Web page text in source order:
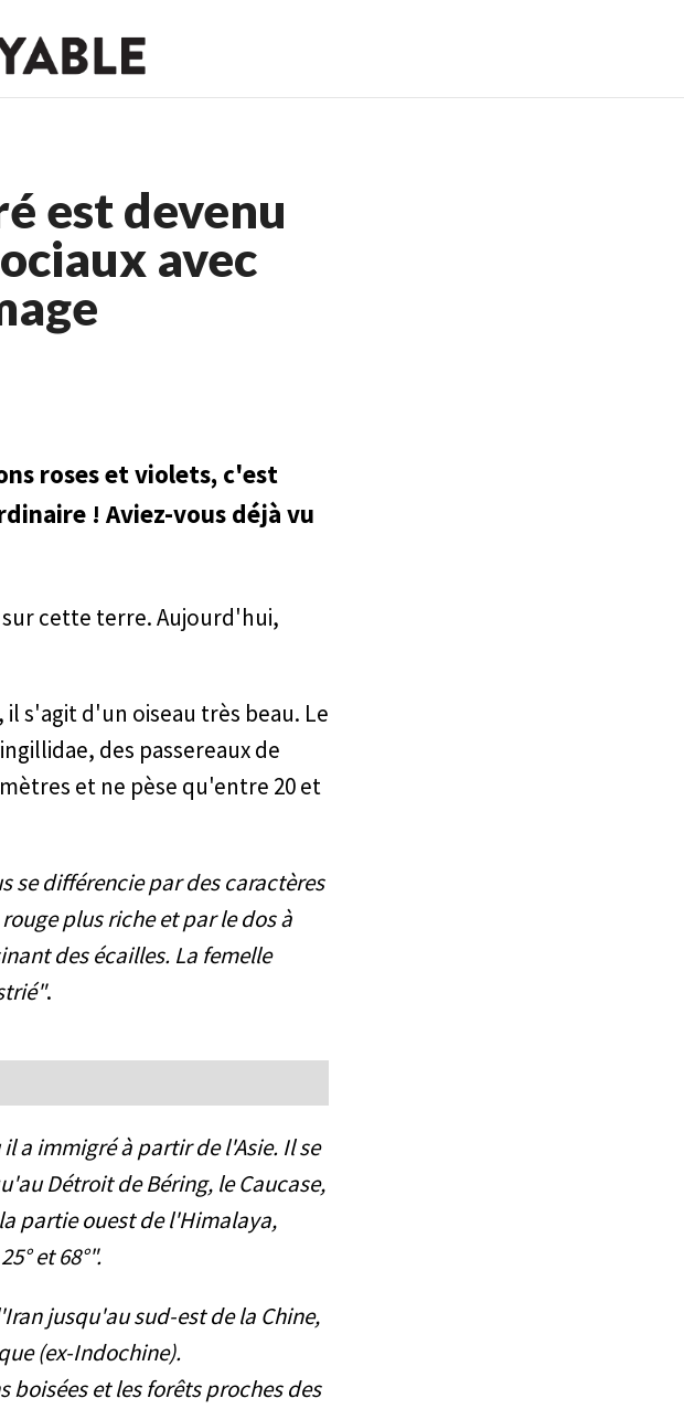
est devenu
avec
roses et violets, c'est
! Aviez-vous déjà vu
sur cette terre. Aujourd'hui,
s'agit d'un oiseau très beau. Le
des passereaux de
et ne pèse qu'entre 20 et
se différencie par des caractères
plus riche et par le dos à
des écailles. La femelle
.
a immigré à partir de l'Asie. Il se
Détroit de Béring, le Caucase,
partie ouest de l'Himalaya,
et 68°".
jusqu'au sud-est de la Chine,
(ex-Indochine).
boisées et les forêts proches des